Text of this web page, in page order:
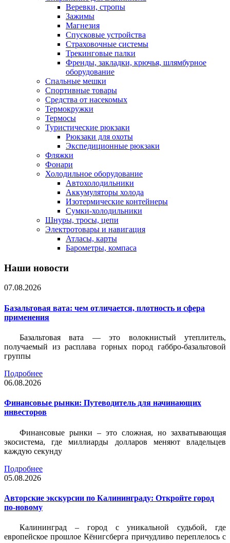
Веревки, стропы
Зажимы
Магнезия
Спусковые устройства
Страховочные системы
Трекинговые палки
Френды, закладки, крючья, шлямбурное
оборудование
Спальные мешки
Спортивные товары
Средства от насекомых
Термокружки
Термосы
Туристические рюкзаки
Рюкзаки для охоты
Экспедиционные рюкзаки
Фляжки
Фонари
Холодильное оборудование
Автохолодильники
Аккумуляторы холода
Изотермические контейнеры
Сумки-холодильники
Шнуры, тросы, цепи
Электротовары и навигация
Атласы, карты
Барометры, компаса
Наши новости
07.08.2026
Базальтовая вата: чем отличается, плотность и сфера
применения
Базальтовая вата — это волокнистый утеплитель,
получаемый из расплава горных пород габбро-базальтовой
группы
Подробнее
06.08.2026
Финансовые рынки: Путеводитель для начинающих
инвесторов
Финансовые рынки – это сложная, но захватывающая
экосистема, где миллиарды долларов меняют владельцев
каждую секунду
Подробнее
05.08.2026
Авторские экскурсии по Калининграду: Откройте город
по-новому
Калининград – город с уникальной судьбой, где
европейское прошлое Кёнигсберга причудливо переплелось с